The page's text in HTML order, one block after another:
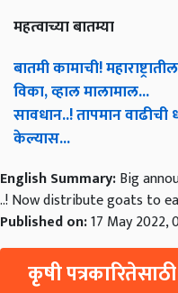
महत्वाच्या बातम्या
बातमी कामाची!
विका, व्हाल मालामाल...
सावधान..! तापमान
केल्यास...
English Summary:Big
..! Now distribute goats to
Published on:17 May 2022,
कृषी